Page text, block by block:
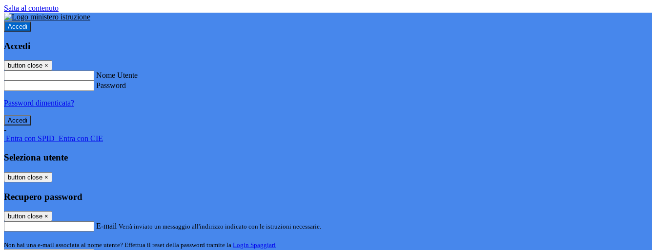
Salta al contenuto
Accedi
Accedi
button close ×
Nome Utente
Password
Password dimenticata?
-
Entra con SPID Entra con CIE
Seleziona utente
button close ×
Recupero password
button close ×
E-mail Verrà inviato un messaggio all'indirizzo indicato con le istruzioni necessarie.
Non hai una e-mail associata al nome utente? Effettua il reset della password tramite la Login Spaggiari